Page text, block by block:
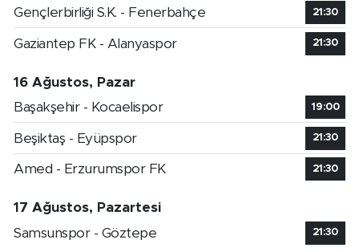
Gençlerbirliği S.K. - Fenerbahçe 21:30
Gaziantep FK - Alanyaspor 21:30
16 Ağustos, Pazar
Başakşehir - Kocaelispor
19:00
Beşiktaş - Eyüpspor 21:30
Amed - Erzurumspor FK 21:30
17 Ağustos, Pazartesi
Samsunspor - Göztepe
21:30